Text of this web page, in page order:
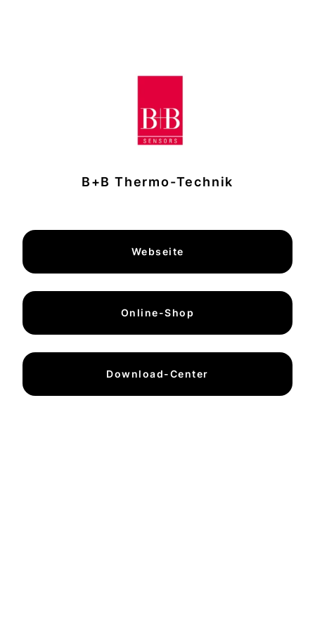
B+B Thermo-Technik
Webseite
Online-Shop
Download-Center